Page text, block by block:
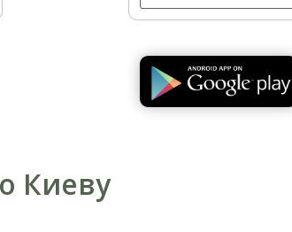
Киеву